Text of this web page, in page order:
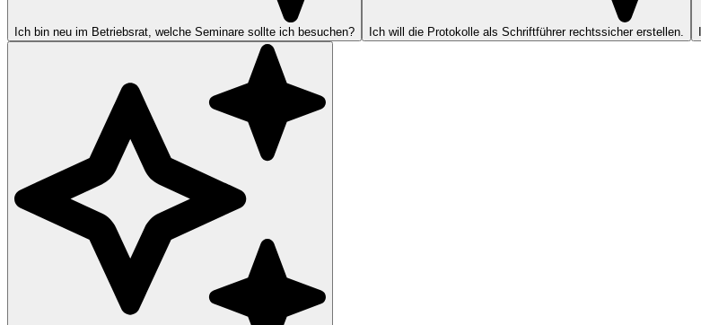
Ich bin neu im Betriebsrat, welche Seminare sollte ich besuchen? Ich will die Protokolle als Schriftführer rechtssicher erstellen.